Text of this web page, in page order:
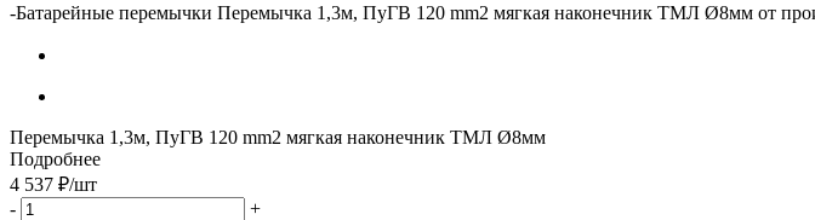
-Батарейные перемычки Перемычка 1,3м, ПуГВ 120 mm2 мягкая наконечник ТМЛ Ø8мм от
Перемычка 1,3м, ПуГВ 120 mm2 мягкая наконечник ТМЛ Ø8мм
Подробнее
4 537 ₽/шт
-
+